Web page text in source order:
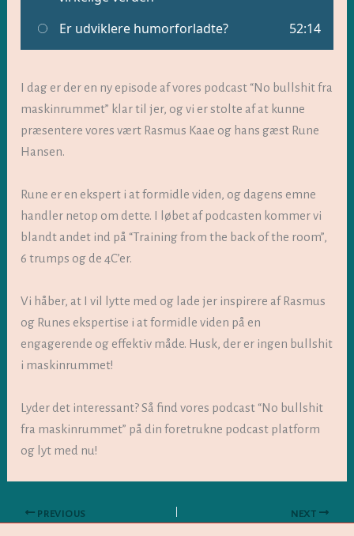
I dag er der en ny episode af vores podcast “No bullshit fra
maskinrummet” klar til jer, og vi er stolte af at kunne
præsentere vores vært Rasmus Kaae og hans gæst Rune
Hansen.
Rune er en ekspert i at formidle viden, og dagens emne
handler netop om dette. I løbet af podcasten kommer vi
blandt andet ind på “Training from the back of the room”,
6 trumps og de 4C’er.
Vi håber, at I vil lytte med og lade jer inspirere af Rasmus
og Runes ekspertise i at formidle viden på en
engagerende og effektiv måde. Husk, der er ingen bullshit
i maskinrummet!
Lyder det interessant? Så find vores podcast “No bullshit
fra maskinrummet” på din foretrukne podcast platform
og lyt med nu!
PREVIOUS NEXT